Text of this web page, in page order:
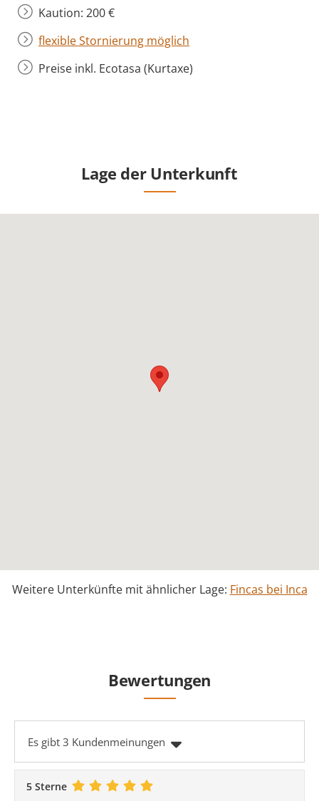
Kaution: 200 €
flexible Stornierung möglich
Preise inkl. Ecotasa (Kurtaxe)
Lage der Unterkunft
Weitere Unterkünfte mit ähnlicher Lage: Fincas bei Inca
Bewertungen
Es gibt 3 Kundenmeinungen
5 Sterne